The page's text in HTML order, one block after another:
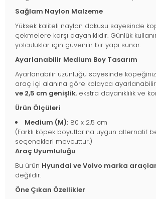
Sağlam Naylon Malzeme
Yüksek kaliteli naylon dokusu sayesinde
çekmelere karşı dayanıklıdır. Günlük
yolculuklar için güvenilir bir yapı sunar.
Ayarlanabilir Medium Boy Tasarım
Ayarlanabilir uzunluğu sayesinde
araç içi alanına göre kolayca
ve 2,5 cm genişlik, ekstra dayanıklılık ve
Ürün Ölçüleri
Medium (M): 80 x 2,5 cm
(Farklı köpek boyutlarına uygun alternatif
seçenekleri mevcuttur.)
Araç Uyumluluğu
Bu ürün Hyundai ve Volvo marka araçlar
değildir.
Öne Çıkan Özellikler